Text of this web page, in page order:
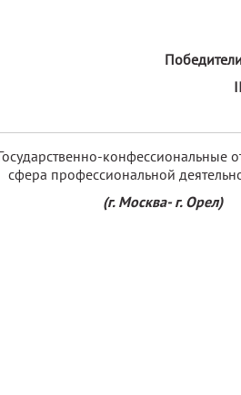
конфессиональные
сфера профессиональной
(г. Москва- г. Орел)